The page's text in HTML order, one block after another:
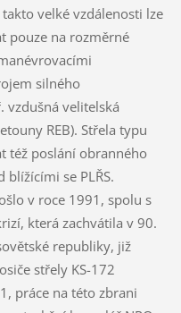
velké vzdálenosti lze
pouze na rozměrné
silného
vzdušná velitelská
REB). Střela typu
též poslání obranného
se PLŘS.
v roce 1991, spolu s
která zachvátila v 90.
republiky, již
střely KS-172
práce na této zbrani